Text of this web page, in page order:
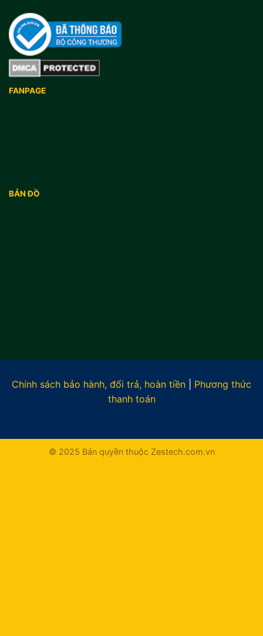
FANPAGE
BẢN ĐỒ
Chính sách bảo hành, đổi trả, hoàn tiền
Phương thức
thanh toán
© 2025 Bản quyền thuộc Zestech.com.vn